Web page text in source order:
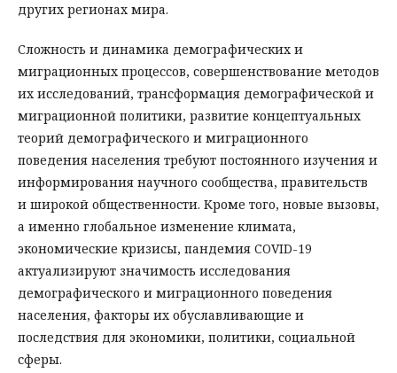
других регионах мира.
Сложность и динамика демографических и
миграционных процессов, совершенствование методов
их исследований, трансформация демографической и
миграционной политики, развитие концептуальных
теорий демографического и миграционного
поведения населения требуют постоянного изучения и
информирования научного сообщества, правительств
и широкой общественности. Кроме того, новые вызовы,
а именно глобальное изменение климата,
экономические кризисы, пандемия COVID-19
актуализируют значимость исследования
демографического и миграционного поведения
населения, факторы их обуславливающие и
последствия для экономики, политики, социальной
сферы.